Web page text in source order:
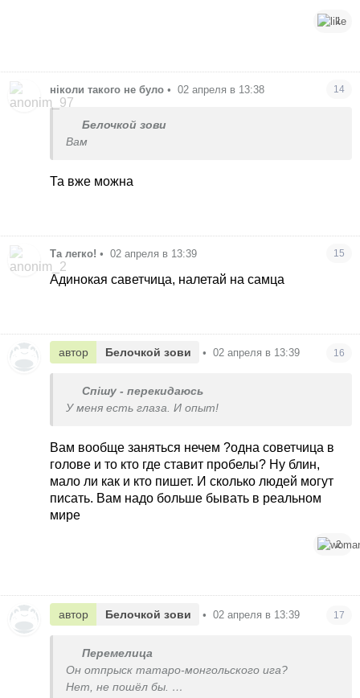
1
ніколи такого не було • 02 апреля в 13:38 14
Белочкой зови
Вам
Та вже можна
Та легко! • 02 апреля в 13:39 15
Адинокая саветчица, налетай на самца
автор Белочкой зови • 02 апреля в 13:39 16
Спішу - перекидаюсь
У меня есть глаза. И опыт!
Вам вообще заняться нечем ?одна советчица в
голове и то кто где ставит пробелы? Ну блин,
мало ли как и кто пишет. И сколько людей могут
писать. Вам надо больше бывать в реальном
мире
2
автор Белочкой зови • 02 апреля в 13:39 17
Перемелица
Он отпрыск татаро-монгольского ига?
Нет, не пошёл бы.